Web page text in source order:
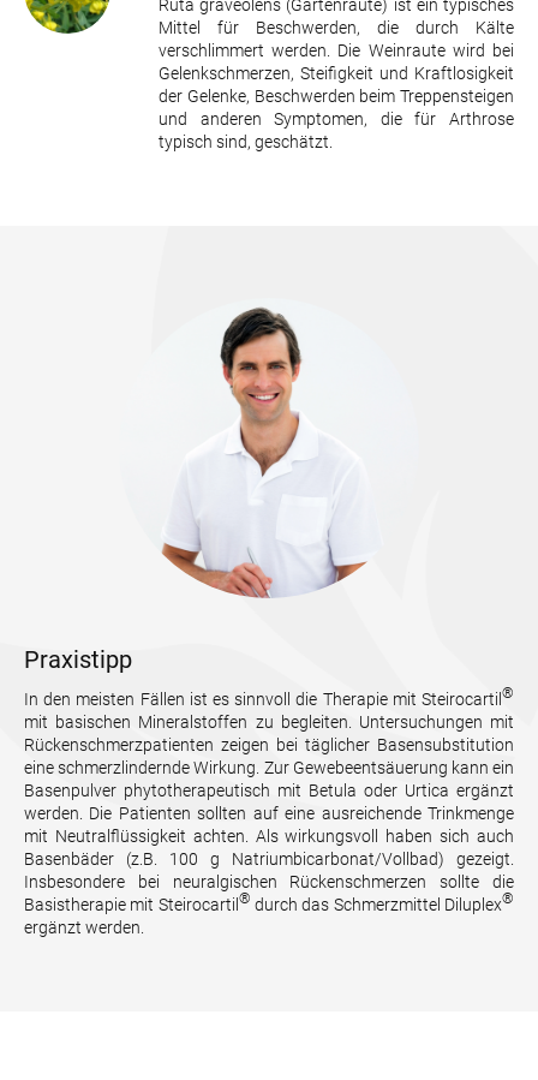
Ruta graveolens (Gartenraute) ist ein typisches
Mittel für Beschwerden, die durch Kälte
verschlimmert werden. Die Weinraute wird bei
Gelenkschmerzen, Steifigkeit und Kraftlosigkeit
der Gelenke, Beschwerden beim Treppensteigen
und anderen Symptomen, die für Arthrose
typisch sind, geschätzt.
Praxistipp
In den meisten Fällen ist es sinnvoll die Therapie mit Steirocartil ®
mit basischen Mineralstoffen zu begleiten. Untersuchungen mit
Rückenschmerzpatienten zeigen bei täglicher Basensubstitution
eine schmerzlindernde Wirkung. Zur Gewebeentsäuerung kann ein
Basenpulver phytotherapeutisch mit Betula oder Urtica ergänzt
werden. Die Patienten sollten auf eine ausreichende Trinkmenge
mit Neutralflüssigkeit achten. Als wirkungsvoll haben sich auch
Basenbäder (z.B. 100 g Natriumbicarbonat/Vollbad) gezeigt.
Insbesondere bei neuralgischen Rückenschmerzen sollte die
Basistherapie mit Steirocartil ® durch das Schmerzmittel Diluplex®
ergänzt werden.